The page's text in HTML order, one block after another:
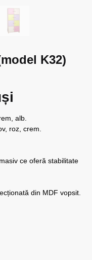
K32)
alb.
roz, crem.
ce oferă stabilitate
din MDF vopsit.